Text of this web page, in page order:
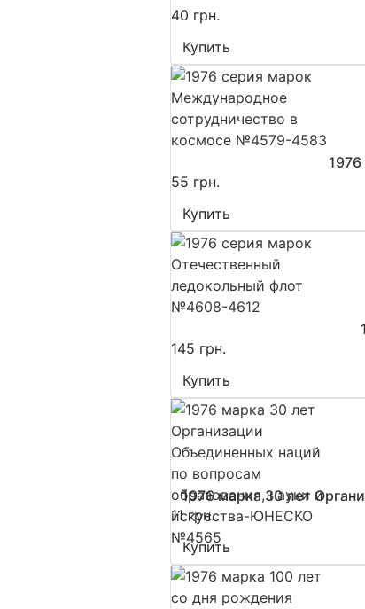
40 грн.
Купить
55 грн.
Купить
145 грн.
Купить
1976 марка 30 лет
11 грн.
Купить